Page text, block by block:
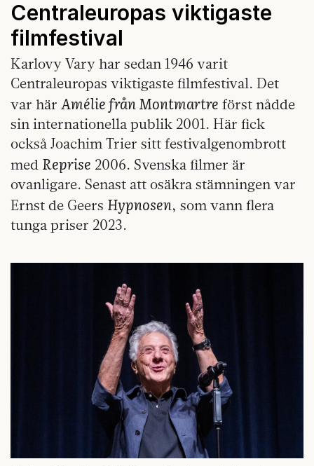
Centraleuropas viktigaste
filmfestival
Karlovy Vary har sedan 1946 varit
Centraleuropas viktigaste filmfestival. Det
var här Amélie från Montmartre först nådde
sin internationella publik 2001. Här fick
också Joachim Trier sitt festivalgenombrott
med Reprise 2006. Svenska filmer är
ovanligare. Senast att osäkra stämningen var
Ernst de Geers Hypnosen, som vann flera
tunga priser 2023.